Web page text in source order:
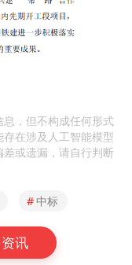
，但不构成任何形式
在涉及人工智能模型
或遗漏，请自行判断
#中标
讯